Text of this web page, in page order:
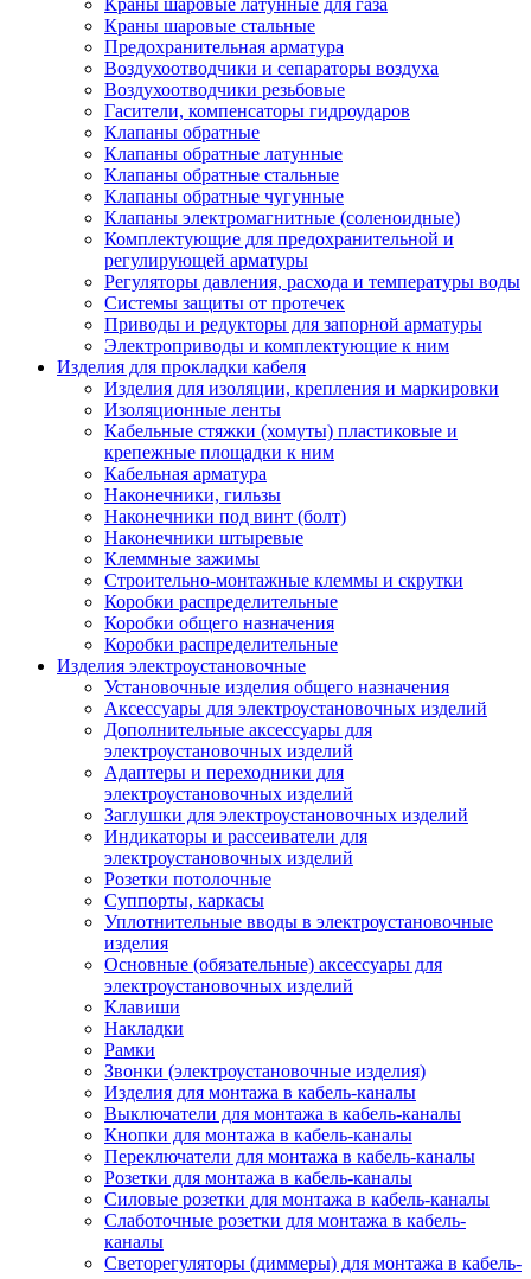
Краны шаровые латунные для газа
Краны шаровые стальные
Предохранительная арматура
Воздухоотводчики и сепараторы воздуха
Воздухоотводчики резьбовые
Гасители, компенсаторы гидроударов
Клапаны обратные
Клапаны обратные латунные
Клапаны обратные стальные
Клапаны обратные чугунные
Клапаны электромагнитные (соленоидные)
Комплектующие для предохранительной и
регулирующей арматуры
Регуляторы давления, расхода и температуры воды
Системы защиты от протечек
Приводы и редукторы для запорной арматуры
Электроприводы и комплектующие к ним
Изделия для прокладки кабеля
Изделия для изоляции, крепления и маркировки
Изоляционные ленты
Кабельные стяжки (хомуты) пластиковые и
крепежные площадки к ним
Кабельная арматура
Наконечники, гильзы
Наконечники под винт (болт)
Наконечники штыревые
Клеммные зажимы
Строительно-монтажные клеммы и скрутки
Коробки распределительные
Коробки общего назначения
Коробки распределительные
Изделия электроустановочные
Установочные изделия общего назначения
Аксессуары для электроустановочных изделий
Дополнительные аксессуары для
электроустановочных изделий
Адаптеры и переходники для
электроустановочных изделий
Заглушки для электроустановочных изделий
Индикаторы и рассеиватели для
электроустановочных изделий
Розетки потолочные
Суппорты, каркасы
Уплотнительные вводы в электроустановочные
изделия
Основные (обязательные) аксессуары для
электроустановочных изделий
Клавиши
Накладки
Рамки
Звонки (электроустановочные изделия)
Изделия для монтажа в кабель-каналы
Выключатели для монтажа в кабель-каналы
Кнопки для монтажа в кабель-каналы
Переключатели для монтажа в кабель-каналы
Розетки для монтажа в кабель-каналы
Силовые розетки для монтажа в кабель-каналы
Слаботочные розетки для монтажа в кабель-
каналы
Светорегуляторы (диммеры) для монтажа в кабель-